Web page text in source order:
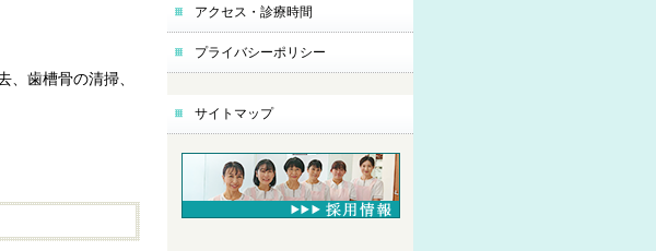
、歯槽骨の清掃、
アクセス・診療時間
プライバシーポリシー
サイトマップ